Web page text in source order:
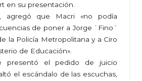
en su presentación.
agregó que Macri «no podía
de poner a Jorge `Fino´
la Policía Metropolitana y a Ciro
de Educación».
presentó el pedido de juicio
el escándalo de las escuchas,